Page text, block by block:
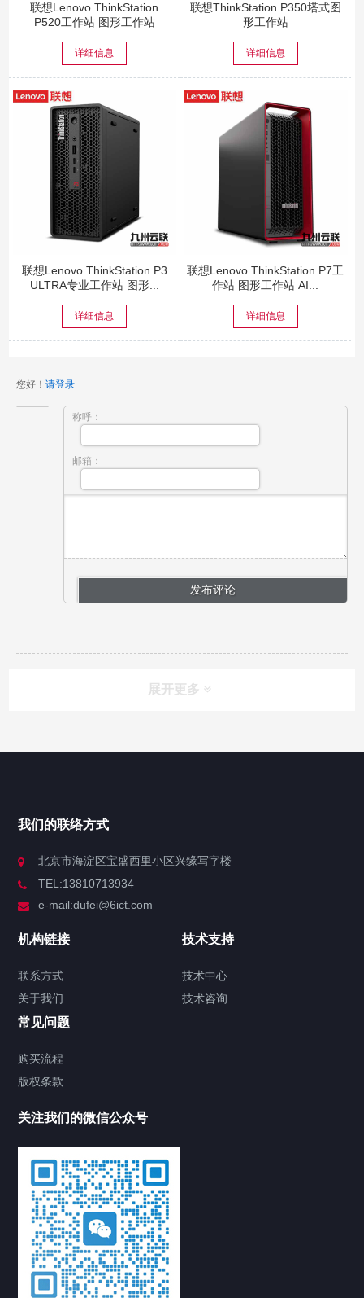
联想Lenovo ThinkStation
P520工作站 图形工作站
详细信息
联想ThinkStation P350塔式图
形工作站
详细信息
联想Lenovo ThinkStation P3
ULTRA专业工作站 图形...
详细信息
联想Lenovo ThinkStation P7工
作站 图形工作站 AI...
详细信息
您好！ 请登录
称呼：
邮箱：
展开更多
网站导航
解决方案
产品中心 新闻中心
级路由器华为AR5710-S52T2XE4
Dell戴尔 Precision R7960 机架式图形工
2023/04/12
机架式工作站
架式工作站戴尔2u机架戴尔2u机架式工作站
作站戴尔工作站戴尔工作职责R7960
锐捷RG-RSR20-X1-52企业级路由器 54
口多业务盒式接入路由器，6个WAN口，
48个LAN口
我们的联络方式
北京市海淀区宝盛西里小区兴缘写字楼
TEL:13810713934
e-mail:dufei@6ict.com
机构链接
联系方式
关于我们
技术支持
技术中心
技术咨询
常见问题
购买流程
版权条款
关注我们的微信公众号